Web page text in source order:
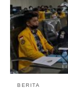
BERITA